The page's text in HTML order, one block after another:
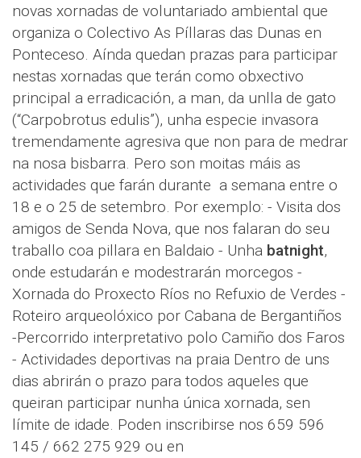
novas xornadas de voluntariado ambiental que
organiza o Colectivo As Píllaras das Dunas en
Ponteceso. Aínda quedan prazas para participar
nestas xornadas que terán como obxectivo
principal a erradicación, a man, da unlla de gato
(“Carpobrotus edulis”), unha especie invasora
tremendamente agresiva que non para de medrar
na nosa bisbarra. Pero son moitas máis as
actividades que farán durante a semana entre o
18 e o 25 de setembro. Por exemplo: - Visita dos
amigos de Senda Nova, que nos falaran do seu
traballo coa pillara en Baldaio - Unha batnight,
onde estudarán e modestrarán morcegos -
Xornada do Proxecto Ríos no Refuxio de Verdes -
Roteiro arqueolóxico por Cabana de Bergantiños
-Percorrido interpretativo polo Camiño dos Faros
- Actividades deportivas na praia Dentro de uns
dias abrirán o prazo para todos aqueles que
queiran participar nunha única xornada, sen
límite de idade. Poden inscribirse nos 659 596
145 / 662 275 929 ou en